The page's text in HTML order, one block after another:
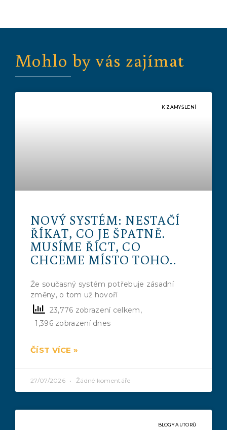
Mohlo by vás zajímat
K ZAMYŠLENÍ
NOVÝ SYSTÉM: NESTAČÍ
ŘÍKAT, CO JE ŠPATNĚ.
MUSÍME ŘÍCT, CO
CHCEME MÍSTO TOHO..
Že současný systém potřebuje zásadní
změny, o tom už hovoří
23,776 zobrazení celkem,
1,396 zobrazení dnes
ČÍST VÍCE »
27/07/2026 Žádné komentáře
BLOGY AUTORŮ